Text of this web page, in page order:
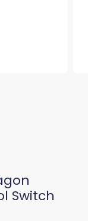
Switch